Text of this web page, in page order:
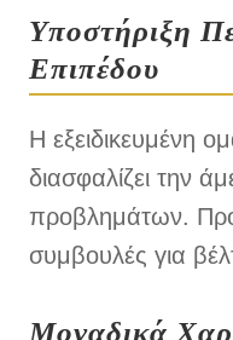
Υποστήριξη
Επιπέδου
Η εξειδικευμένη
διασφαλίζει την
προβλημάτων.
συμβουλές για
Μοναδικά